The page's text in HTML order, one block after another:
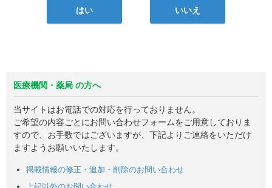
はい いいえ
医療機関・薬局 の方へ
当サイトはお電話での対応を行っておりません。
ご希望の内容ごとにお問い合わせフォームをご用意しておりま
すので、お手数ではございますが、下記よりご連絡をいただけ
ますようお願いいたします。
掲載情報の修正・追加・削除のお問い合わせ